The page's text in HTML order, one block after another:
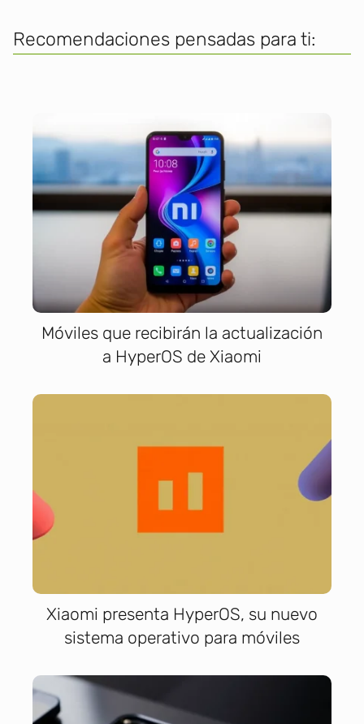
Recomendaciones pensadas para ti:
Móviles que recibirán la actualización
a HyperOS de Xiaomi
Xiaomi presenta HyperOS, su nuevo
sistema operativo para móviles